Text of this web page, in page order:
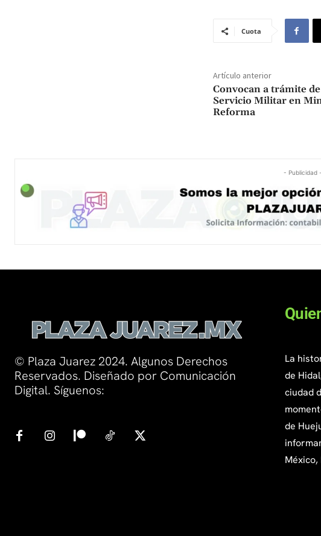
Cuota
Artículo anterior
Convocan a trámite
Servicio Militar en
Reforma
- Publicidad -
© Plaza Juarez 2024. Algunos Derechos
Reservados. Diseñado por Comunicación
Digital. Síguenos:
La
de
ciudad
de